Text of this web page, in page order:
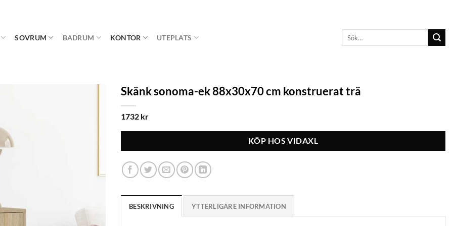
SOVRUM BADRUM KONTOR UTEPLATS
Skänk sonoma-ek 88x30x70 cm konstruerat trä
1732 kr
KÖP HOS VIDAXL
BESKRIVNING YTTERLIGARE INFORMATION